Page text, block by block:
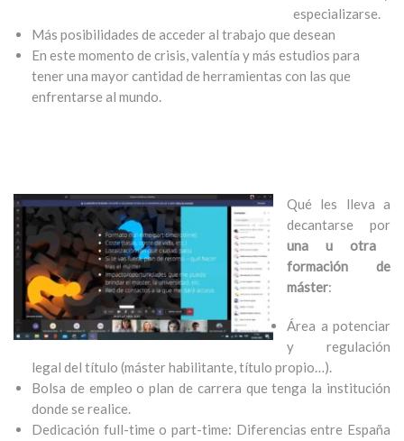
especializarse.
Más posibilidades de acceder al trabajo que desean
En este momento de crisis, valentía y más estudios para
tener una mayor cantidad de herramientas con las que
enfrentarse al mundo.
Qué les lleva a
decantarse por
una u otra
formación de
máster:
Área a potenciar
y regulación
legal del título (máster habilitante, título propio…).
Bolsa de empleo o plan de carrera que tenga la institución
donde se realice.
Dedicación full-time o part-time: Diferencias entre España